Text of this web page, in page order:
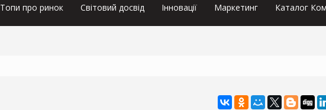
Топи про ринок Світовий досвід Інновації Маркетинг Каталог